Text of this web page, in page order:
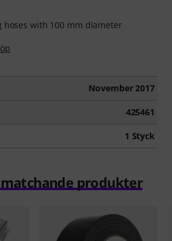
hoses with 100 mm diameter
November 2017
425461
1 Styck
produkter